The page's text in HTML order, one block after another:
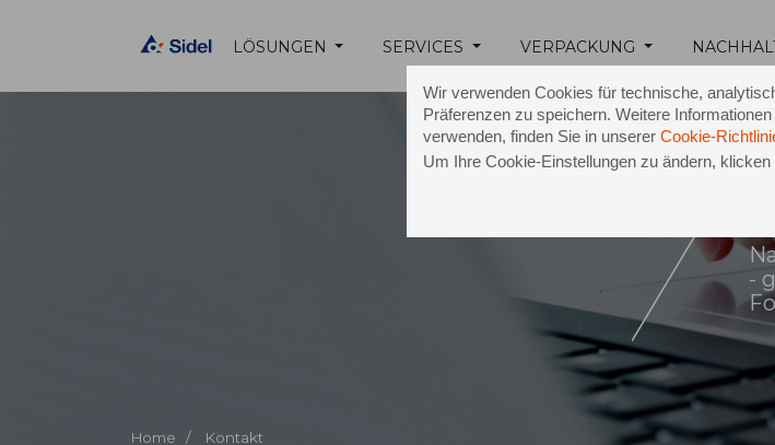
Wir verwenden Cookies für technische,
Präferenzen zu speichern. Weitere
verwenden, finden Sie in unserer Cookie-
Um Ihre Cookie-Einstellungen zu ändern, klicken
LÖSUNGEN SERVICES VERPACKUNG
Home / Kontakt
-